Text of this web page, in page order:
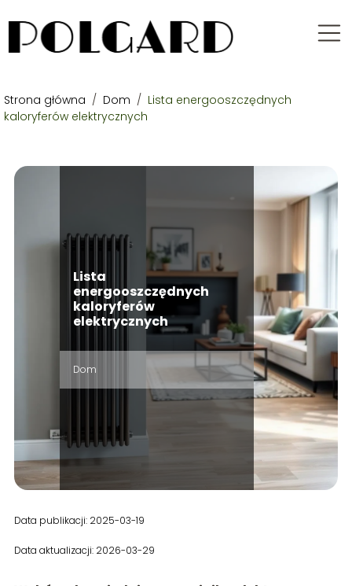
Strona główna / Dom / Lista energooszczędnych
kaloryferów elektrycznych
Lista
energooszczędnych
kaloryferów
elektrycznych
Dom
Data publikacji: 2025-03-19
Data aktualizacji: 2026-03-29